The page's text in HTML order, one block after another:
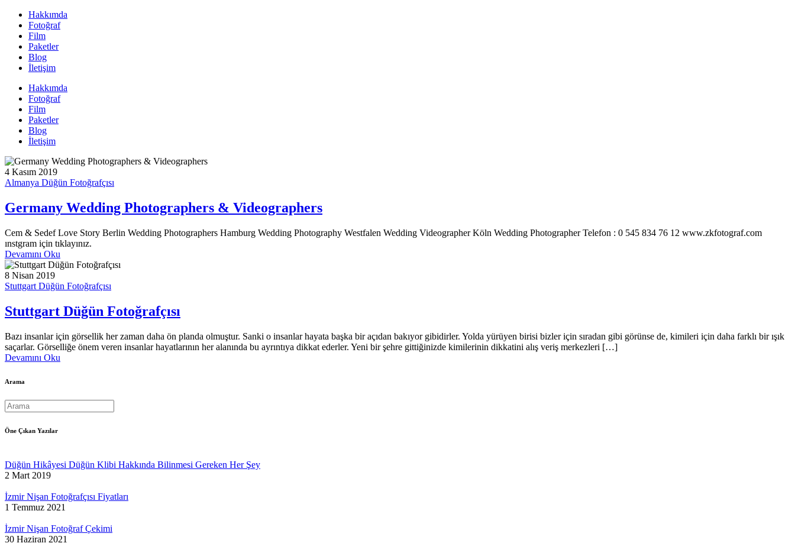
Hakkımda
Fotoğraf
Film
Paketler
Blog
İletişim
Hakkımda
Fotoğraf
Film
Paketler
Blog
İletişim
4 Kasım 2019
Almanya Düğün Fotoğrafçısı
Germany Wedding Photographers & Videographers
Cem & Sedef Love Story Berlin Wedding Photographers Hamburg Wedding Photography Westfalen Wedding Videographer Köln Wedding Photographer Telefon : 0 545 834 76 12 www.zkfotograf.com
ınstgram için tıklayınız.
Devamını Oku
8 Nisan 2019
Stuttgart Düğün Fotoğrafçısı
Stuttgart Düğün Fotoğrafçısı
Bazı insanlar için görsellik her zaman daha ön planda olmuştur. Sanki o insanlar hayata başka bir açıdan bakıyor gibidirler. Yolda yürüyen birisi bizler için sıradan gibi görünse de, kimileri için daha farklı bir ışık
saçarlar. Görselliğe önem veren insanlar hayatlarının her alanında bu ayrıntıya dikkat ederler. Yeni bir şehre gittiğinizde kimilerinin dikkatini alış veriş merkezleri […]
Devamını Oku
Arama
Öne Çıkan Yazılar
Düğün Hikâyesi Düğün Klibi Hakkında Bilinmesi Gereken Her Şey
2 Mart 2019
İzmir Nişan Fotoğrafçısı Fiyatları
1 Temmuz 2021
İzmir Nişan Fotoğraf Çekimi
30 Haziran 2021